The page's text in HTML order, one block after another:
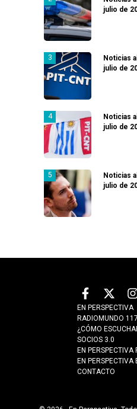
julio de
Noticias
julio de
Noticias
julio de
Noticias
julio de
EN PERSPECTIVA
RADIOMUNDO
¿CÓMO
SOCIOS 3.0
EN PERSPECTIVA
EN PERSPECTIVA
CONTACTO